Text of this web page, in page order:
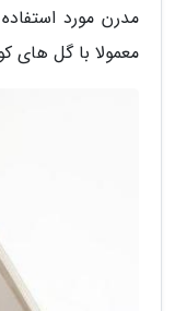
مدرن مورد
معمولا با گل های